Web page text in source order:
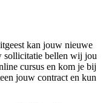
kan jouw nieuwe
sollicitatie bellen wij jou
cursus en kom je bij
jouw contract en kun